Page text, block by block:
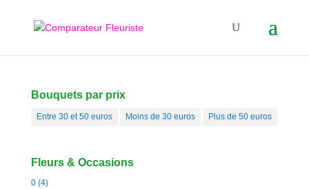
Bouquets par prix
Entre 30 et 50 euros Moins de 30 euros Plus de 50 euros
Fleurs & Occasions
0 (4)